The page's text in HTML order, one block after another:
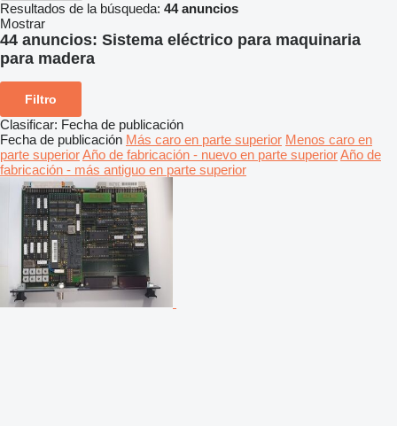
Resultados de la búsqueda: 44 anuncios
Mostrar
44 anuncios: Sistema eléctrico para maquinaria
para madera
Filtro
Clasificar: Fecha de publicación
Fecha de publicación Más caro en parte superior Menos caro en
parte superiorAño de fabricación - nuevo en parte superiorAño de
fabricación - más antiguo en parte superior